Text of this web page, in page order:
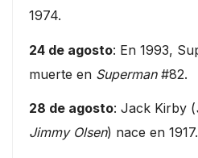
1974.
24 de agosto: En 1993,
muerte en Superman#82.
28 de agosto: Jack Kirby (
Jimmy Olsen) nace en 1917.